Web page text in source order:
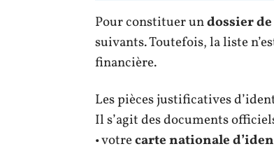
Pour constituer undossier
suivants. Toutefois, la liste
financière.
Les pièces justificatives
Il s’agit des documents
• votrecarte nationale